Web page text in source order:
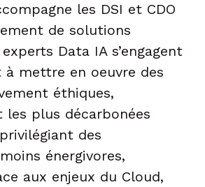
les DSI et CDO
de solutions
Data IA s’engagent
à mettre en oeuvre des
éthiques,
les plus décarbonées
des
énergivores,
aux enjeux du Cloud,